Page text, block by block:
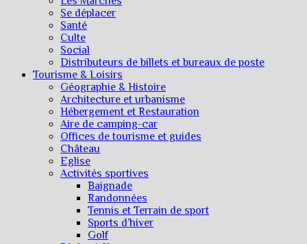
Se déplacer
Santé
Culte
Social
Distributeurs de billets et bureaux de poste
Tourisme & Loisirs
Géographie & Histoire
Architecture et urbanisme
Hébergement et Restauration
Aire de camping-car
Offices de tourisme et guides
Château
Eglise
Activités sportives
Baignade
Randonnées
Tennis et Terrain de sport
Sports d’hiver
Golf